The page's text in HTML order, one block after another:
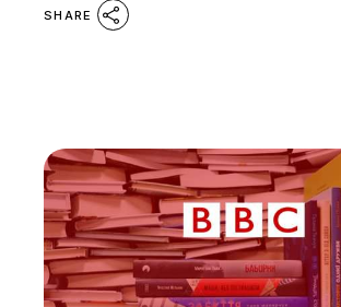
SHARE